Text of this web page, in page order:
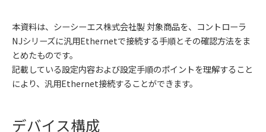
本資料は、シーシーエス株式会社製 対象商品を、コントローラ
NJシリーズに汎用Ethernetで接続する手順とその確認方法をま
とめたものです。
記載している設定内容および設定手順のポイントを理解すること
により、汎用Ethernet接続することができます。
デバイス構成